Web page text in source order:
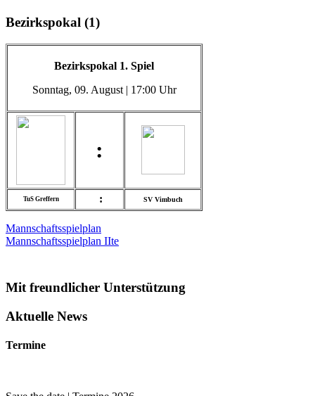
Bezirkspokal (1)
Bezirkspokal 1. Spiel
Sonntag, 09. August | 17:00 Uhr
:
TuS Greffern : SV Vimbuch
Mannschaftsspielplan
Mannschaftsspielplan IIte
Mit freundlicher Unterstützung
Aktuelle News
Termine